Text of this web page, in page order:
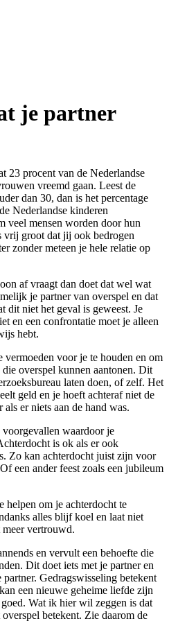
je partner
23 procent van de Nederlandse
vreemd gaan. Leest de
dan 30, dan is het percentage
Nederlandse kinderen
veel mensen worden door hun
vrij groot dat jij ook bedrogen
zonder meteen je hele relatie op
af vraagt dan doet dat wel wat
je partner van overspel en dat
dit niet het geval is geweest. Je
en een confrontatie moet je alleen
hebt.
voor je te houden en om
overspel kunnen aantonen. Dit
laten doen, of zelf. Het
geld en je hoeft achteraf niet de
er niets aan de hand was.
waardoor je
is ok als er ook
Zo kan achterdocht juist zijn voor
een ander feest zoals een jubileum
helpen om je achterdocht te
alles blijf koel en laat niet
vertrouwd.
en vervult een behoefte die
Dit doet iets met je partner en
Gedragswisseling betekent
een nieuwe geheime liefde zijn
Wat ik hier wil zeggen is dat
betekent. Zie daarom de